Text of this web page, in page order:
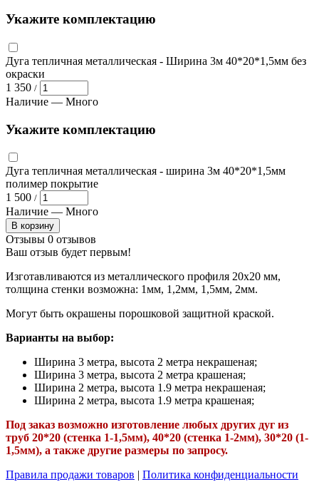
Укажите комплектацию
Дуга тепличная металлическая - Ширина 3м 40*20*1,5мм без
окраски
1 350 /
Наличие — Много
Укажите комплектацию
Дуга тепличная металлическая - ширина 3м 40*20*1,5мм
полимер покрытие
1 500 /
Наличие — Много
В корзину
Отзывы 0 отзывов
Ваш отзыв будет первым!
Изготавливаются из металлического профиля 20x20 мм,
толщина стенки возможна: 1мм, 1,2мм, 1,5мм, 2мм.
Могут быть окрашены порошковой защитной краской.
Варианты на выбор:
Ширина 3 метра, высота 2 метра некрашеная;
Ширина 3 метра, высота 2 метра крашеная;
Ширина 2 метра, высота 1.9 метра некрашеная;
Ширина 2 метра, высота 1.9 метра крашеная;
Под заказ возможно изготовление любых других дуг из
труб 20*20 (стенка 1-1,5мм), 40*20 (стенка 1-2мм), 30*20 (1-
1,5мм), а также другие размеры по запросу.
Правила продажи товаров | Политика конфиденциальности